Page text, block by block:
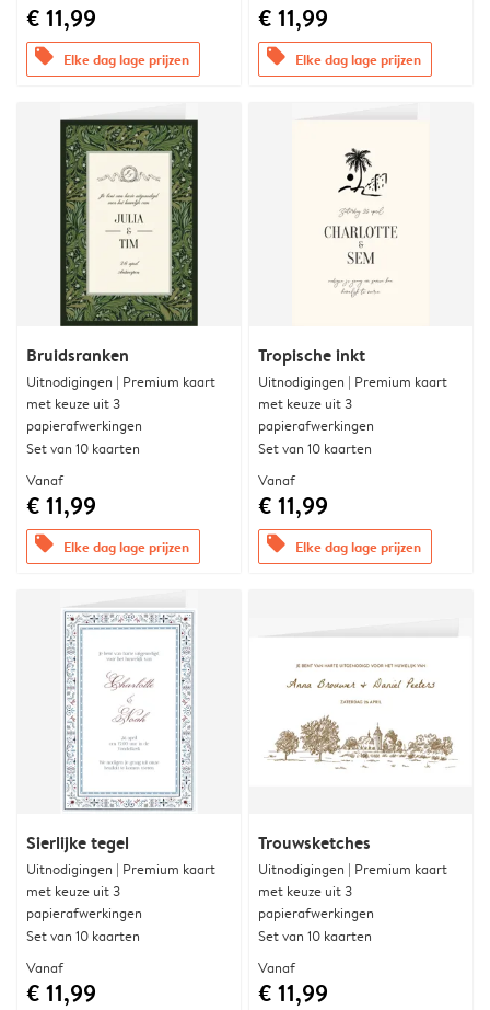
€ 11,99
offers Elke dag lage prijzen
€ 11,99
offers Elke dag lage prijzen
Bruidsranken
Uitnodigingen | Premium kaart
met keuze uit 3
papierafwerkingen
Set van 10 kaarten
Vanaf
€ 11,99
offers Elke dag lage prijzen
Tropische inkt
Uitnodigingen | Premium kaart
met keuze uit 3
papierafwerkingen
Set van 10 kaarten
Vanaf
€ 11,99
offers Elke dag lage prijzen
Sierlijke tegel
Uitnodigingen | Premium kaart
met keuze uit 3
papierafwerkingen
Set van 10 kaarten
Vanaf
€ 11,99
Trouwsketches
Uitnodigingen | Premium kaart
met keuze uit 3
papierafwerkingen
Set van 10 kaarten
Vanaf
€ 11,99